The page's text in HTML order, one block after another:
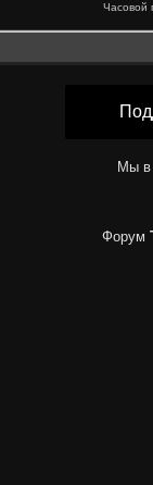
Часовой
Мы в
Форум